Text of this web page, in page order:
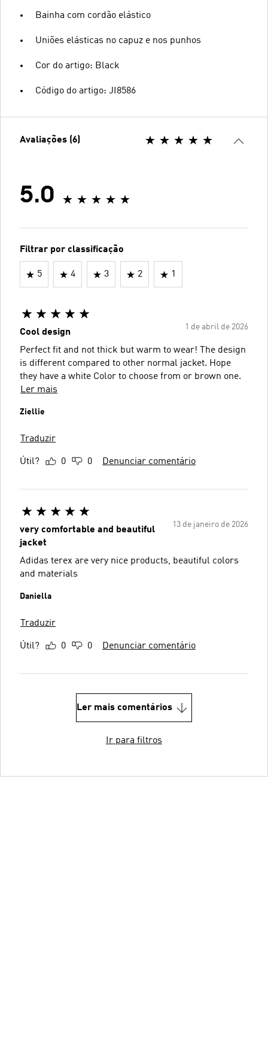
Bainha com cordão elástico
Uniões elásticas no capuz e nos punhos
Cor do artigo: Black
Código do artigo: JI8586
Avaliações (6)
5.0
Filtrar por classificação
5 4 3 2 1
1 de abril de 2026
Cool design
Perfect fit and not thick but warm to wear! The design
is different compared to other normal jacket. Hope
they have a white Color to choose from or brown one.
Ler mais
Ziellie
Traduzir
Útil? 0 0 Denunciar comentário
13 de janeiro de 2026
very comfortable and beautiful
jacket
Adidas terex are very nice products, beautiful colors
and materials
Daniella
Traduzir
Útil? 0 0 Denunciar comentário
Ler mais comentários
Ir para filtros